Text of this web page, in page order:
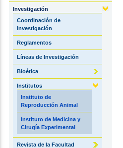
Investigación
Coordinación de
Investigación
Reglamentos
Líneas de Investigación
Bioética
Institutos
Instituto de
Reproducción Animal
Instituto de Medicina y
Cirugía Experimental
Revista de la Facultad